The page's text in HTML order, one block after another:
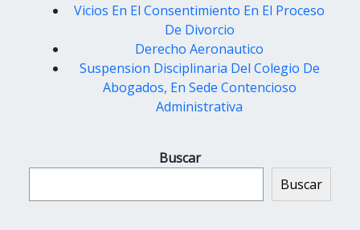
Vicios En El Consentimiento En El Proceso
De Divorcio
Derecho Aeronautico
Suspension Disciplinaria Del Colegio De
Abogados, En Sede Contencioso
Administrativa
Buscar
Buscar